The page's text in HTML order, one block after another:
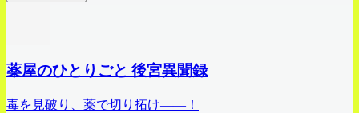
薬屋のひとりごと 後宮異聞録
毒を見破り、薬で切り拓け――！